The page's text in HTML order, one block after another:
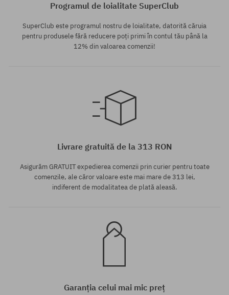
Programul de loialitate SuperClub
SuperClub este programul nostru de loialitate, datorită căruia
pentru produsele fără reducere poți primi în contul tău până la
12% din valoarea comenzii!
Livrare gratuită de la 313 RON
Asigurăm GRATUIT expedierea comenzii prin curier pentru toate
comenzile, ale căror valoare este mai mare de 313 lei,
indiferent de modalitatea de plată aleasă.
Garanția celui mai mic preț